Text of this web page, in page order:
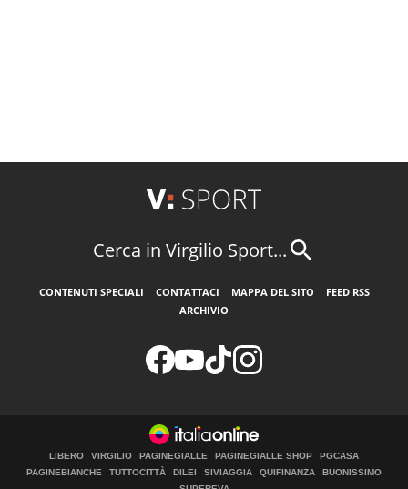
Cerca in Virgilio Sport...
CONTENUTI SPECIALI CONTATTACI MAPPA DEL SITO
FEED RSS
ARCHIVIO
LIBERO VIRGILIO PAGINEGIALLE PAGINEGIALLE SHOP
PGCASA
PAGINEBIANCHE
TUTTOCITTÀ DILEI SIVIAGGIA QUIFINANZA
BUONISSIMO